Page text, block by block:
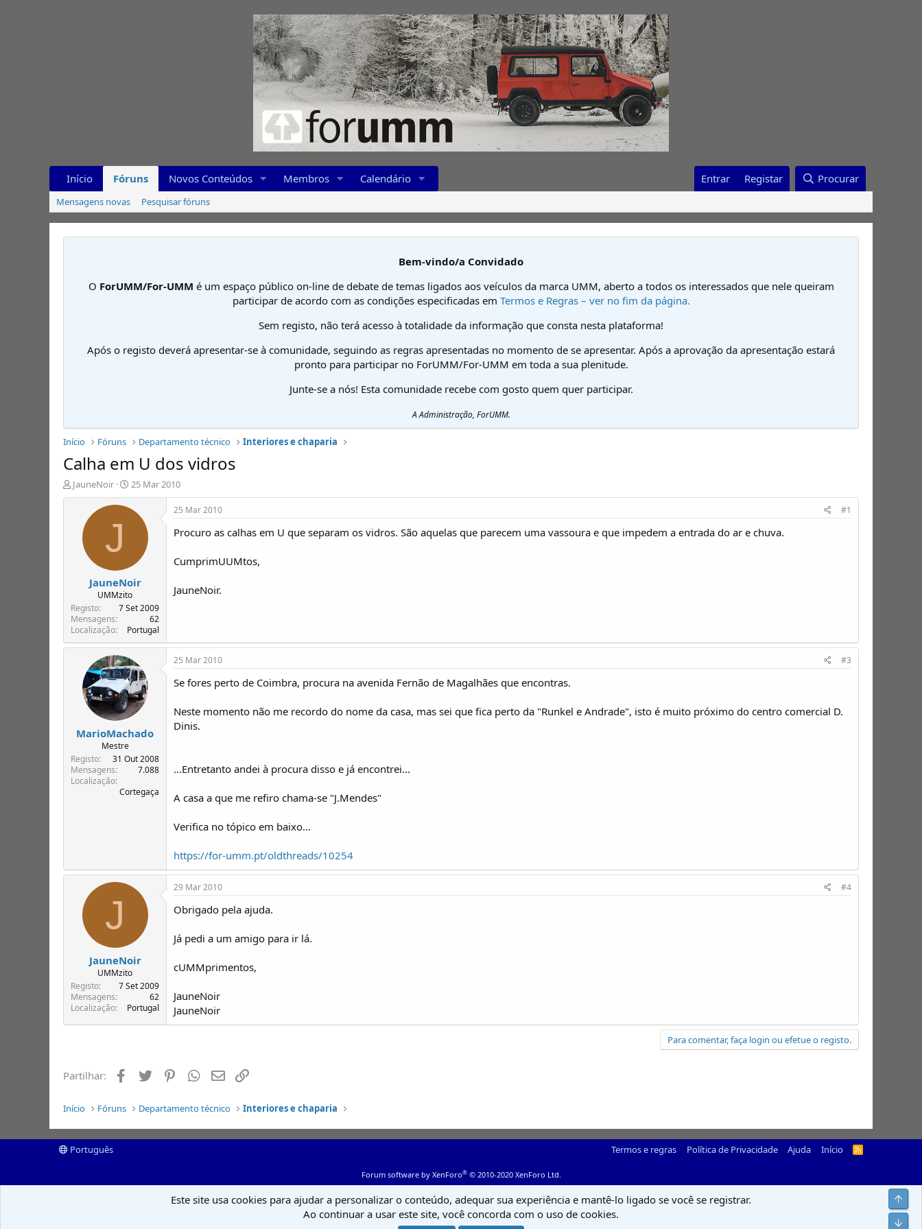
Início Fóruns Novos Conteúdos Membros Calendário Entrar Registar Procurar
Mensagens novas Pesquisar fóruns
Bem-vindo/a Convidado
O ForUMM/For-UMM é um espaço público on-line de debate de temas ligados aos veículos da marca UMM, aberto a todos os interessados que nele queiram
participar de acordo com as condições especificadas em Termos e Regras – ver no fim da página.
Sem registo, não terá acesso à totalidade da informação que consta nesta plataforma!
Após o registo deverá apresentar-se à comunidade, seguindo as regras apresentadas no momento de se apresentar. Após a aprovação da apresentação estará
pronto para participar no ForUMM/For-UMM em toda a sua plenitude.
Junte-se a nós! Esta comunidade recebe com gosto quem quer participar.
A Administração, ForUMM.
Início Fóruns Departamento técnico Interiores e chaparia
Calha em U dos vidros
I
n
e
T
ó
p
JauneNoir
D
a
t
n
í
c
i
25 Mar 2010
J
JauneNoir
UMMzito
Registo
7 Set 2009
Mensagens
62
Localização
Portugal
25 Mar 2010 #1
Procuro as calhas em U que separam os vidros. São aquelas que parecem uma vassoura e que impedem a entrada do ar e chuva.
CumprimUUMtos,
JauneNoir.
MarioMachado
Mestre
Registo
31 Out 2008
Mensagens
7.088
Localização
Cortegaça
25 Mar 2010 #3
Se fores perto de Coimbra, procura na avenida Fernão de Magalhães que encontras.
Neste momento não me recordo do nome da casa, mas sei que fica perto da "Runkel e Andrade", isto é muito próximo do centro comercial D.
Dinis.
...Entretanto andei à procura disso e já encontrei...
A casa a que me refiro chama-se "J.Mendes"
Verifica no tópico em baixo...
https://for-umm.pt/oldthreads/10254
J
JauneNoir
UMMzito
Registo
7 Set 2009
Mensagens
62
Localização
Portugal
29 Mar 2010 #4
Obrigado pela ajuda.
Já pedi a um amigo para ir lá.
cUMMprimentos,
JauneNoir
JauneNoir
Para comentar, faça login ou efetue o registo.
Partilhar: Facebook
Twitter PinterestWhatsapp
Email
Início Fóruns Departamento técnico Interiores e chaparia
Português Termos e regras Política de Privacidade Ajuda Início
R
Forum software by XenForo® © 2010-2020 XenForo Ltd.
Este site usa cookies para ajudar a personalizar o conteúdo, adequar sua experiência e mantê-lo ligado se você se registrar.
Ao continuar a usar este site, você concorda com o uso de cookies.
Top